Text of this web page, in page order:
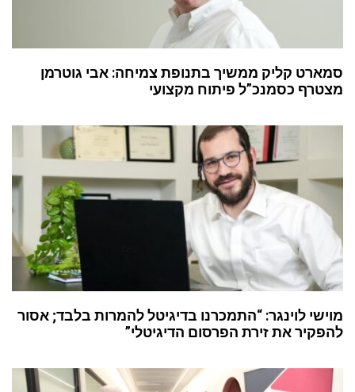
סמארט קליק ממשיך בתנופת צמיחה: אבי גוטרמן
מצטרף כסמנכ”ל פיתוח מקצועי
מוישי לוינגר: “התמכרנו בדיגיטל להמרות בלבד; אסור
להפקיר את זירת הפרסום הדיגיטלי”